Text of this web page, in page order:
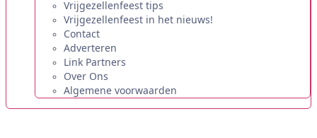
Vrijgezellenfeest tips
Vrijgezellenfeest in het nieuws!
Contact
Adverteren
Link Partners
Over Ons
Algemene voorwaarden